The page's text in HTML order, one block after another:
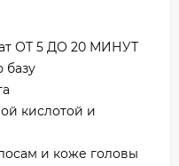
ОТ 5 ДО 20 МИНУТ
базу
кислотой и
и коже головы